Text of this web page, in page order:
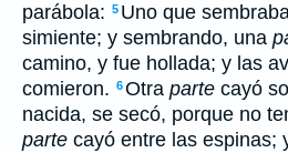
parábola: 5 Uno que
simiente; y sembrando, una
camino, y fue hollada; y las
comieron. 6Otra parte cayó
nacida, se secó, porque no
parte cayó entre las espinas;